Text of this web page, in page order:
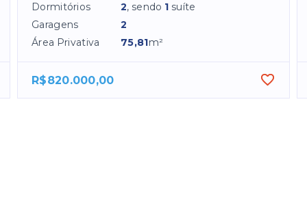
Dormitórios 2, sendo 1 suíte
Garagens
2
Área Privativa
75,81m²
R$820.000,00